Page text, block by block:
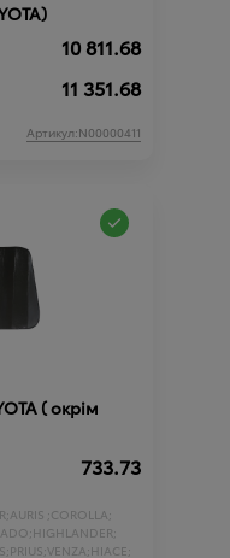
10 811.68
11 351.68
Артикул:N00000411
( окрім
733.73
AURIS ;COROLLA;
HIGHLANDER;
PRIUS;VENZA;HIACE;